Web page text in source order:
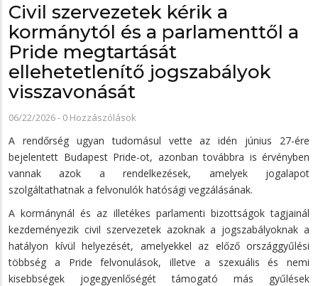
Civil szervezetek kérik a
kormánytól és a parlamenttől a
Pride megtartását
ellehetetlenítő jogszabályok
visszavonását
06/22/2026- 0 Hozzászólások
A rendőrség ugyan tudomásul vette az idén június 27-ére
bejelentett Budapest Pride-ot, azonban továbbra is érvényben
vannak azok a rendelkezések, amelyek jogalapot
szolgáltathatnak a felvonulók hatósági vegzálásának.
A kormánynál és az illetékes parlamenti bizottságok tagjainál
kezdeményezik civil szervezetek azoknak a jogszabályoknak a
hatályon kívül helyezését, amelyekkel az előző országgyűlési
többség a Pride felvonulások, illetve a szexuális és nemi
kisebbségek jogegyenlőségét támogató más gyűlések